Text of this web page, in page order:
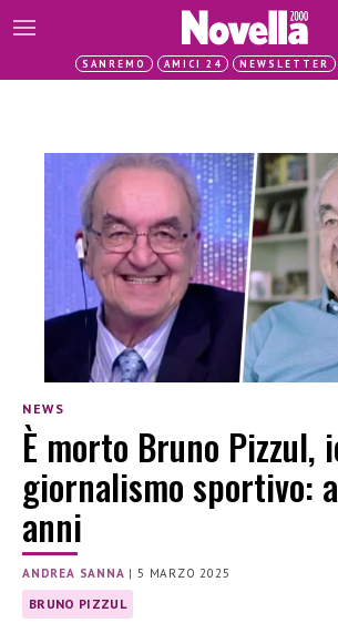
SANREMO AMICI 24 NEWSLETTER
NEWS
È morto Bruno Pizzul,
giornalismo sportivo:
anni
ANDREA SANNA |5 MARZO 2025
BRUNO PIZZUL